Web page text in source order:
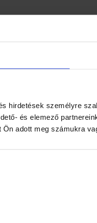
hirdetések személyre
és elemező
adott meg számukra